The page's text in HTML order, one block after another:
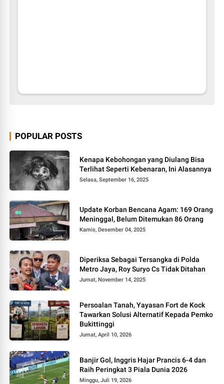
POPULAR POSTS
Kenapa Kebohongan yang Diulang Bisa
Terlihat Seperti Kebenaran, Ini Alasannya
Selasa, September 16, 2025
Update Korban Bencana Agam: 169 Orang
Meninggal, Belum Ditemukan 86 Orang
Kamis, Desember 04, 2025
Diperiksa Sebagai Tersangka di Polda
Metro Jaya, Roy Suryo Cs Tidak Ditahan
Jumat, November 14, 2025
Persoalan Tanah, Yayasan Fort de Kock
Tawarkan Solusi Alternatif Kepada Pemko
Bukittinggi
Jumat, April 10, 2026
Banjir Gol, Inggris Hajar Prancis 6-4 dan
Raih Peringkat 3 Piala Dunia 2026
Minggu, Juli 19, 2026